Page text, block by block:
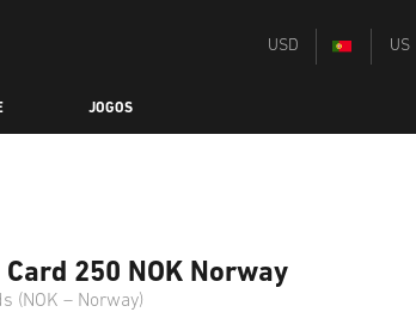
USD US
JOGOS
Card 250 NOK Norway
(NOK – Norway)